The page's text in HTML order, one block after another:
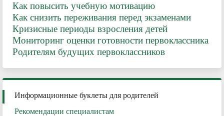
Как повысить учебную мотивацию
Как снизить переживания перед экзаменами
Кризисные периоды взросления детей
Мониторинг оценки готовности первоклассника
Родителям будущих первоклассников
Информационные буклеты для родителей
Рекомендации специалистам